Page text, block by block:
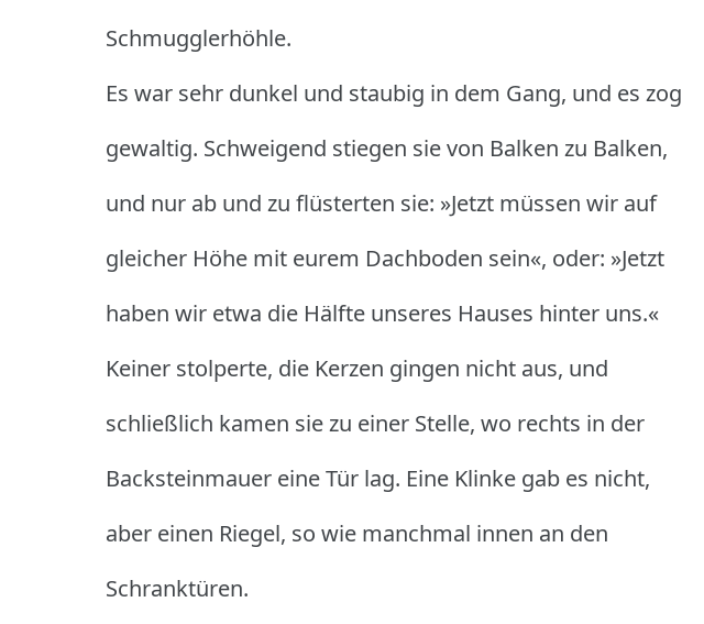
Schmugglerhöhle.
Es war sehr dunkel und staubig in dem Gang, und es zog
gewaltig. Schweigend stiegen sie von Balken zu Balken,
und nur ab und zu flüsterten sie: »Jetzt müssen wir auf
gleicher Höhe mit eurem Dachboden sein«, oder: »Jetzt
haben wir etwa die Hälfte unseres Hauses hinter uns.«
Keiner stolperte, die Kerzen gingen nicht aus, und
schließlich kamen sie zu einer Stelle, wo rechts in der
Backsteinmauer eine Tür lag. Eine Klinke gab es nicht,
aber einen Riegel, so wie manchmal innen an den
Schranktüren.